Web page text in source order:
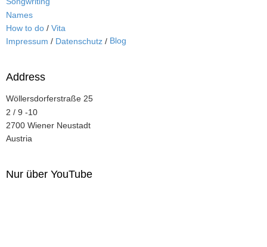
Names
How to do / Vita
Impressum / Datenschutz / Blog
Address
Wöllersdorferstraße 25
2 / 9 -10
2700 Wiener Neustadt
Austria
Nur über YouTube